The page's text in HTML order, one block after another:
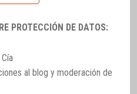
PROTECCIÓN DE DATOS:
al blog y moderación de